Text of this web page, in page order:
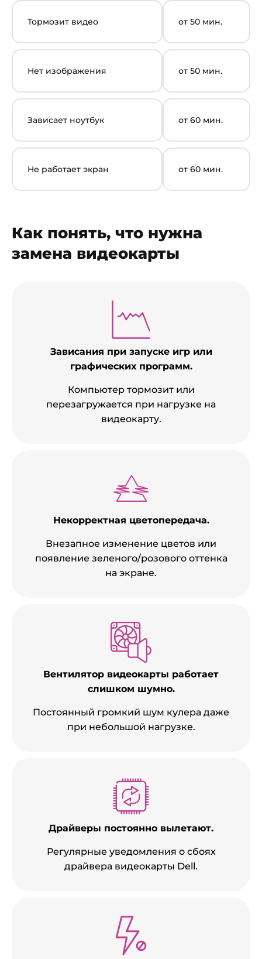
Тормозит видео от 50 мин.
Нет изображения от 50 мин.
Зависает ноутбук от 60 мин.
Не работает экран от 60 мин.
Как понять, что нужна
замена видеокарты
Зависания при запуске игр или
графических программ.
Компьютер тормозит или
перезагружается при нагрузке на
видеокарту.
Некорректная цветопередача.
Внезапное изменение цветов или
появление зеленого/розового оттенка
на экране.
Вентилятор видеокарты работает
слишком шумно.
Постоянный громкий шум кулера даже
при небольшой нагрузке.
Драйверы постоянно вылетают.
Регулярные уведомления о сбоях
драйвера видеокарты Dell.